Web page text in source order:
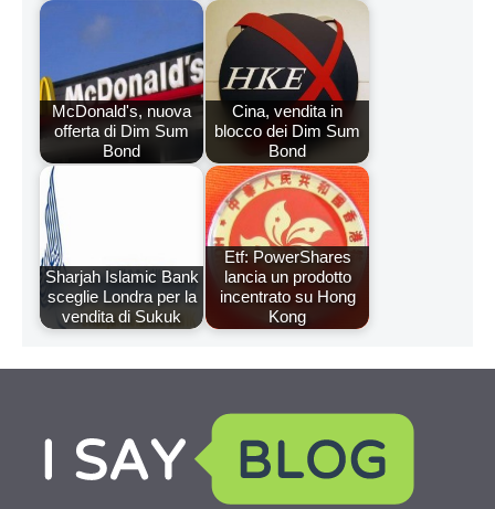
McDonald's, nuova
offerta di Dim Sum
Bond
Cina, vendita in
blocco dei Dim Sum
Bond
Sharjah Islamic Bank
sceglie Londra per la
vendita di Sukuk
Etf: PowerShares
lancia un prodotto
incentrato su Hong
Kong